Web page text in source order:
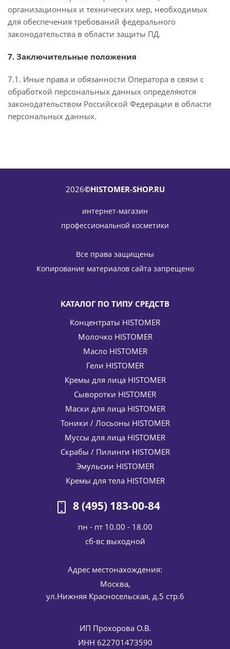
организационных и технических мер, необходимых
для обеспечения требований федерального
законодательства в области защиты ПД.
7. Заключительные положения
7.1. Иные права и обязанности Оператора в связи с
обработкой персональных данных определяются
законодательством Российской Федерации в области
персональных данных.
2026©HISTOMER-SHOP.RU
интернет-магазин
профессиональной косметики
Все права защищены
Копирование материалов сайта запрещено
КАТАЛОГ ПО ТИПУ СРЕДСТВ
Концентраты HISTOMER
Молочко HISTOMER
Масло HISTOMER
Гели HISTOMER
Кремы для лица HISTOMER
Сыворотки HISTOMER
Маски для лица HISTOMER
Тоники / Лосьоны HISTOMER
Муссы для лица HISTOMER
Скрабы / Пилинги HISTOMER
Эмульсии HISTOMER
Кремы для тела HISTOMER
8 (495) 183-00-84
пн - пт 10.00 - 18.00
cб-вс выходной
Адрес местонахождения:
Москва,
ул.Нижняя Красносельская, д.5 стр.6
ИП Прохорова О.В.
ИНН 622701473590